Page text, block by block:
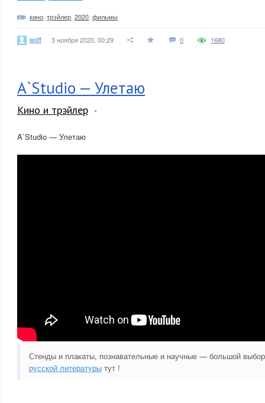
кино трэйлер 2020 фильмы
woff 3 ноября 2020, 00:29 0 1680
A`Studio — Улетаю
Кино и трэйлер
A`Studio — Улетаю
Стенды и плакаты, познавательные и научные — большой
русской литературы тут !